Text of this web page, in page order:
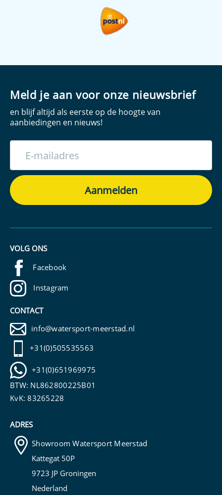
Meld je aan voor onze nieuwsbrief
en blijf altijd als eerste op de hoogte van
aanbiedingen en nieuws!
VOLG ONS
Facebook
Instagram
CONTACT
info@watersport-meerstad.nl
+31(0)505535563
+31(0)651969975
BTW: NL862800225B01
KvK: 83265228
ADRES
Showroom Watersport Meerstad
Kattegat 50P
9723 JP Groningen
Nederland